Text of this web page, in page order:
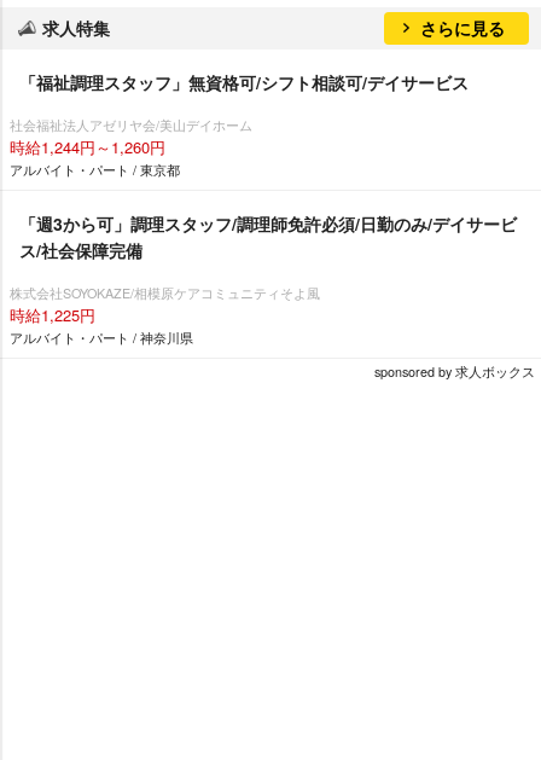
求人特集 さらに見る
「福祉調理スタッフ」無資格可/シフト相談可/デイサービス
社会福祉法人アゼリヤ会/美山デイホーム
時給1,244円～1,260円
アルバイト・パート / 東京都
「週3から可」調理スタッフ/調理師免許必須/日勤のみ/デイサービ
ス/社会保障完備
株式会社SOYOKAZE/相模原ケアコミュニティそよ風
時給1,225円
アルバイト・パート / 神奈川県
sponsored by 求人ボックス